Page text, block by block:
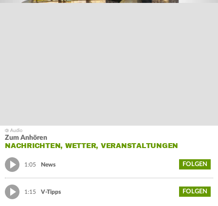
Zum Anhören
NACHRICHTEN, WETTER, VERANSTALTUNGEN
1:05 News FOLGEN
1:15 V-Tipps FOLGEN